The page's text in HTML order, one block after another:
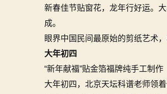
新春佳节贴窗花，龙年行好运。
成。
眼界中国民间最原始的剪纸艺术
大年初四
“新年献福”贴金箔福牌纯手工制作
大年初四，北京天坛科谱老师领